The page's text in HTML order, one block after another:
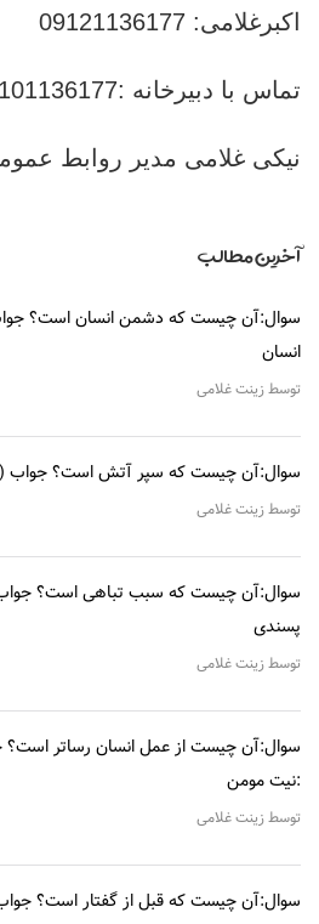
اکبرغلامی: 09121136177
تماس با دبیرخانه :09101136177
نیکی غلامی مدير روابط
آخرین مطالب
سوال:آن چیست که دشمن انسان است؟
انسان
توسط زینت غلامی
سوال:آن چیست که سپر آتش است؟
توسط زینت غلامی
سوال:آن چیست که سبب تباهی است؟
پسندی
توسط زینت غلامی
سوال:آن چیست از عمل انسان رساتر
:نیت مومن
توسط زینت غلامی
سوال:آن چیست که قبل از گفتار است؟